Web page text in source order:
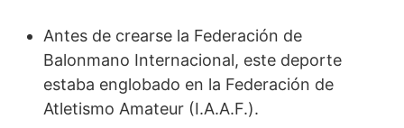
Antes de crearse la Federación de
Balonmano Internacional, este deporte
estaba englobado en la Federación de
Atletismo Amateur (I.A.A.F.).